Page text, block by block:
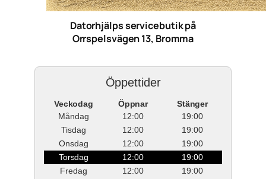
Datorhjälps servicebutik på
Orrspelsvägen 13, Bromma
Öppettider
Veckodag Öppnar
Stänger
Måndag
12:00
19:00
Tisdag
12:00
19:00
Onsdag
12:00
19:00
Torsdag
12:00
19:00
Fredag
12:00
19:00